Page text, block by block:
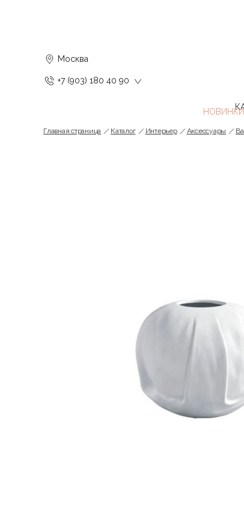
Москва
+7 (903) 180 40 90
Главная страница Каталог Интерьер Аксессуары